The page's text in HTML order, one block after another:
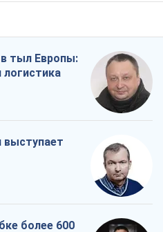
в тыл Европы:
логистика
выступает
более 600